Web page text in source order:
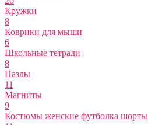
Кружки
8
Коврики для мыши
6
Школьные тетради
8
Пазлы
11
Магниты
9
Костюмы женские футболка шорты